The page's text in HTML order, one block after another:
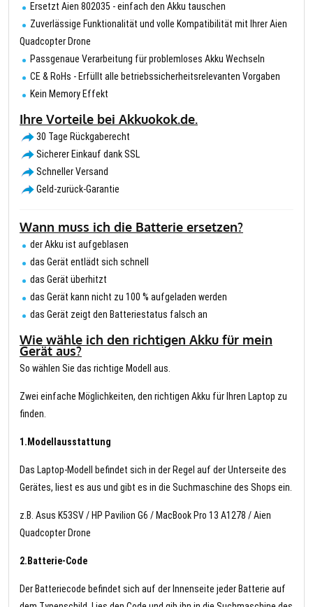
Ersetzt Aien 802035 - einfach den Akku tauschen
Zuverlässige Funktionalität und volle Kompatibilität mit Ihrer Aien
Quadcopter Drone
Passgenaue Verarbeitung für problemloses Akku Wechseln
CE & RoHs - Erfüllt alle betriebssicherheitsrelevanten Vorgaben
Kein Memory Effekt
Ihre Vorteile bei Akkuokok.de.
30 Tage Rückgaberecht
Sicherer Einkauf dank SSL
Schneller Versand
Geld-zurück-Garantie
Wann muss ich die Batterie ersetzen?
der Akku ist aufgeblasen
das Gerät entlädt sich schnell
das Gerät überhitzt
das Gerät kann nicht zu 100 % aufgeladen werden
das Gerät zeigt den Batteriestatus falsch an
Wie wähle ich den richtigen Akku für mein
Gerät aus?
So wählen Sie das richtige Modell aus.
Zwei einfache Möglichkeiten, den richtigen Akku für Ihren Laptop zu
finden.
1.Modellausstattung
Das Laptop-Modell befindet sich in der Regel auf der Unterseite des
Gerätes, liest es aus und gibt es in die Suchmaschine des Shops ein.
z.B. Asus K53SV / HP Pavilion G6 / MacBook Pro 13 A1278 / Aien
Quadcopter Drone
2.Batterie-Code
Der Batteriecode befindet sich auf der Innenseite jeder Batterie auf